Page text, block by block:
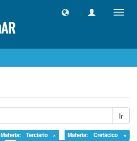
Ir
Materia: Terciario ×
Materia: Cretácico ×